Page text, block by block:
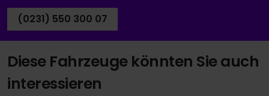
(0231) 550 300 07
Diese Fahrzeuge könnten Sie auch
interessieren